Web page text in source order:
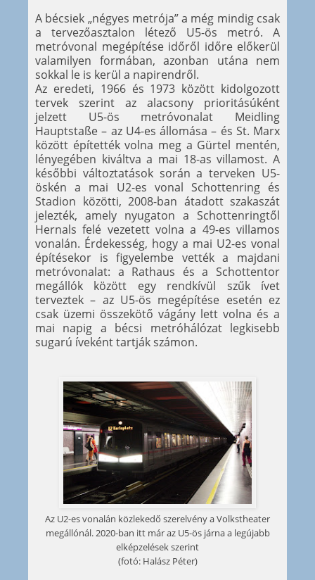
A bécsiek „négyes metrója” a még mindig csak
a tervezőasztalon létező U5-ös metró. A
metróvonal megépítése időről időre előkerül
valamilyen formában, azonban utána nem
sokkal le is kerül a napirendről.
Az eredeti, 1966 és 1973 között kidolgozott
tervek szerint az alacsony prioritásúként
jelzett U5-ös metróvonalat Meidling
Hauptstaße – az U4-es állomása – és St. Marx
között építették volna meg a Gürtel mentén,
lényegében kiváltva a mai 18-as villamost. A
későbbi változtatások során a terveken U5-
öskén a mai U2-es vonal Schottenring és
Stadion közötti, 2008-ban átadott szakaszát
jelezték, amely nyugaton a Schottenringtől
Hernals felé vezetett volna a 49-es villamos
vonalán. Érdekesség, hogy a mai U2-es vonal
építésekor is figyelembe vették a majdani
metróvonalat: a Rathaus és a Schottentor
megállók között egy rendkívül szűk ívet
terveztek – az U5-ös megépítése esetén ez
csak üzemi összekötő vágány lett volna és a
mai napig a bécsi metróhálózat legkisebb
sugarú íveként tartják számon.
Az U2-es vonalán közlekedő szerelvény a Volkstheater
megállónál. 2020-ban itt már az U5-ös járna a legújabb
elképzelések szerint
(fotó: Halász Péter)